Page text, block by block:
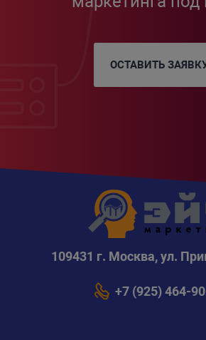
ОСТАВИТЬ
109431 г. Москва, ул.
+7 (925) 464-